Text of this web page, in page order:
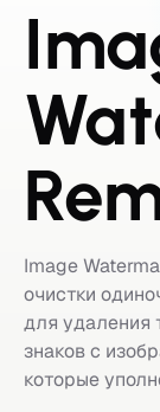
Image
очистки
для удаления
знаков с
которые